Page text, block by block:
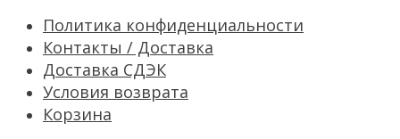
Политика конфиденциальности
Контакты / Доставка
Доставка СДЭК
Условия возврата
Корзина